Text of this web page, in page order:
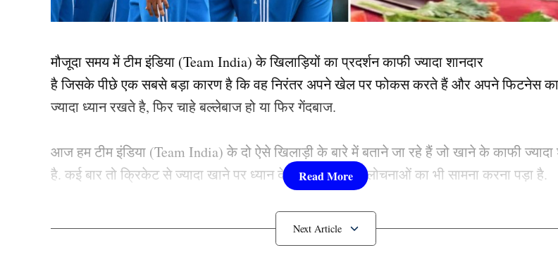
मौजूदा समय में टीम इंडिया (Team India) के खिलाड़ियों का प्रदर्शन काफी ज्यादा शानदार
है जिसके पीछे एक सबसे बड़ा कारण है कि वह निरंतर अपने खेल पर फोकस करते हैं और अपने फिटनेस
ज्यादा ध्यान रखते है, फिर चाहे बल्लेबाज हो या फिर गेंदबाज.
आज हम टीम इंडिया (Team India) के दो ऐसे खिलाड़ी के बारे में बताने जा रहे हैं जो खाने के काफी ज्यादा
है. कई बार तो क्रिकेट से ज्यादा खाने पर ध्यान देने के लिए इन्हें आलोचनाओं का भी सामना करना पड़ा है.
Team India: रोहित शर्मा